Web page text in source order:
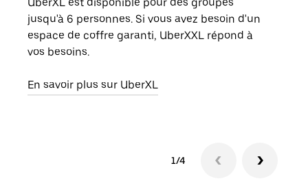
jusqu'à 6 personnes. Si vous avez besoin d'un
espace de coffre garanti, UberXXL répond à
vos besoins.
En savoir plus sur UberXL
1/4